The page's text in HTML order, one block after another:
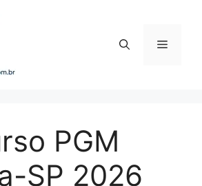
Menu
PGM
SP 2026